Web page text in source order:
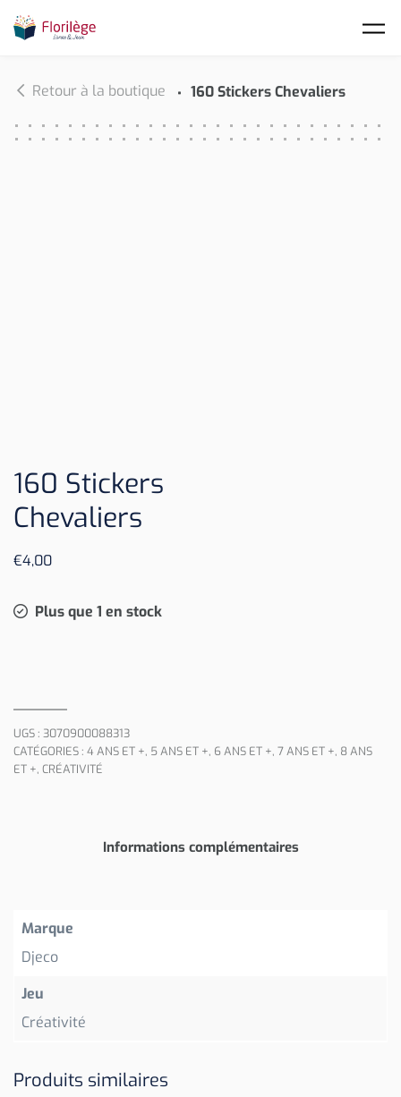
Retour à la boutique 160 Stickers Chevaliers
160 Stickers
Chevaliers
€4,00
Plus que 1 en stock
UGS : 3070900088313
CATÉGORIES : 4 ANS ET +, 5 ANS ET +, 6 ANS ET +, 7 ANS ET +, 8 ANS
ET +, CRÉATIVITÉ
Informations complémentaires
Marque
Djeco
Jeu
Créativité
Produits similaires